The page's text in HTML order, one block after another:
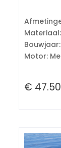
Materiaal:
Bouwjaar:
Motor:
€